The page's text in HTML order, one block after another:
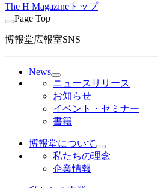
The H Magazineトップ
Page Top
博報堂広報室SNS
News
ニュースリリース
お知らせ
イベント・セミナー
書籍
博報堂について
私たちの理念
企業情報